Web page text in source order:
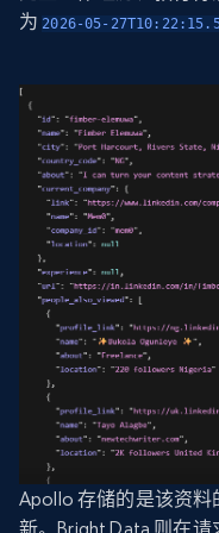
为2026-05-
Apollo 存储的是该资料
新。Bright Data 则在请